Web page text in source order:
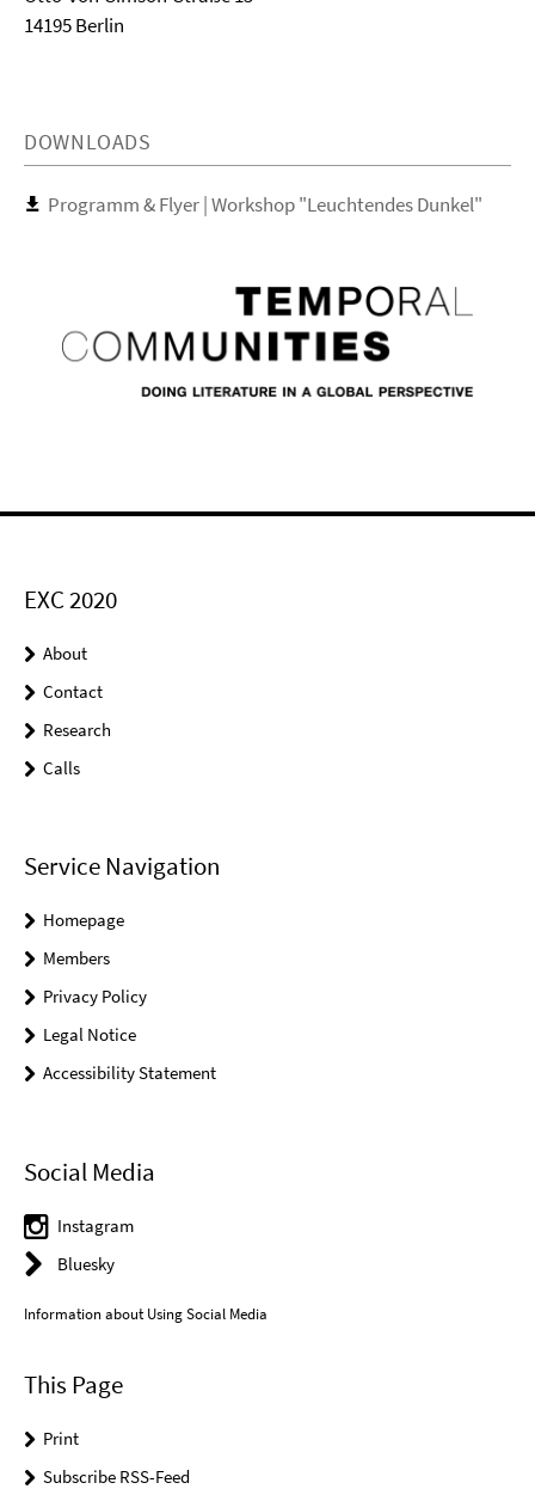
14195 Berlin
DOWNLOADS
Programm & Flyer | Workshop "Leuchtendes Dunkel"
EXC 2020
About
Contact
Research
Calls
Service Navigation
Homepage
Members
Privacy Policy
Legal Notice
Accessibility Statement
Social Media
Instagram
Bluesky
Information about Using Social Media
This Page
Print
Subscribe RSS-Feed